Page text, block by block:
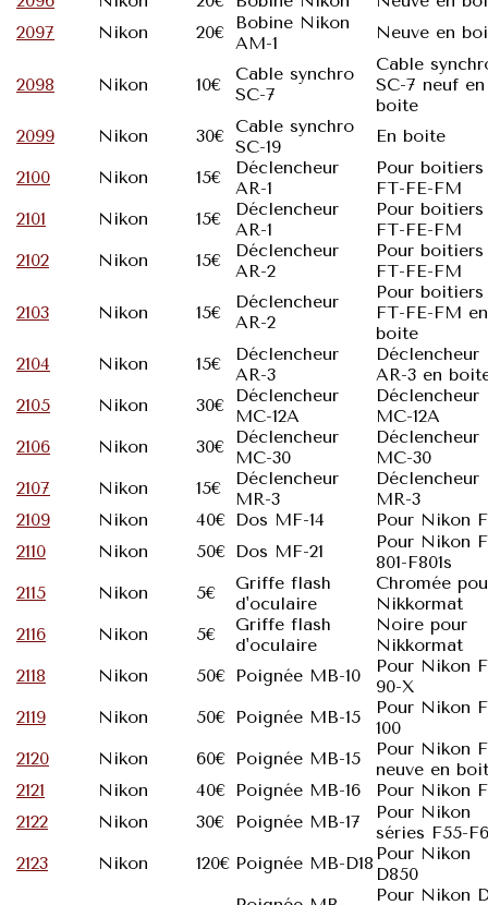
2097
Nikon 20€
Bobine Nikon
AM-1
Neuve en
2098 Nikon 10€
Cable synchro
SC-7
Cable
SC-7 neuf en
boite
2099
Nikon 30€ Cable synchro
SC-19
En boite
2100
Nikon 15€
Déclencheur
AR-1
Pour
FT-FE-FM
2101
Nikon 15€
Déclencheur
AR-1
Pour
FT-FE-FM
2102
Nikon 15€
Déclencheur
AR-2
Pour
FT-FE-FM
2103
Nikon 15€
Déclencheur
AR-2
Pour
FT-FE-FM en
boite
2104
Nikon 15€
Déclencheur
AR-3
Déclencheur
AR-3 en
2105
Nikon 30€
Déclencheur
MC-12A
Déclencheur
MC-12A
2106
Nikon 30€
Déclencheur
MC-30
Déclencheur
MC-30
2107
Nikon 15€
Déclencheur
MR-3
Déclencheur
MR-3
2109
Nikon 40€ Dos MF-14
Pour Nikon
2110
Nikon 50€ Dos MF-21
Pour Nikon
801-F801s
2115
Nikon 5€
Griffe flash
d'oculaire
Chromée
Nikkormat
2116
Nikon 5€
Griffe flash
d'oculaire
Noire pour
Nikkormat
2118
Nikon 50€ Poignée MB-10
Pour Nikon F
90-X
2119
Nikon 50€ Poignée MB-15
Pour Nikon F
100
2120
Nikon 60€ Poignée MB-15
Pour Nikon
neuve en
2121
Nikon 40€ Poignée MB-16
Pour Nikon
2122
Nikon 30€ Poignée MB-17
Pour Nikon
séries F55-
2123
Nikon 120€ Poignée MB-D18 Pour Nikon
D850
Pour Nikon